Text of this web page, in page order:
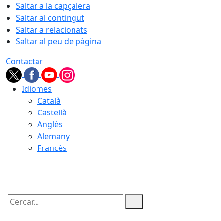
Saltar a la capçalera
Saltar al contingut
Saltar a relacionats
Saltar al peu de pàgina
Contactar
Idiomes
Català
Castellà
Anglès
Alemany
Francès
Cercar: